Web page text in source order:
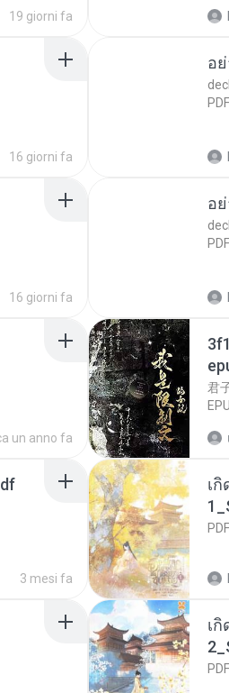
19 giorni fa
16 giorni fa
อ
PDF
16 giorni fa
อ
PDF
un anno fa
君
3 mesi fa
เ
PDF
เ
PDF